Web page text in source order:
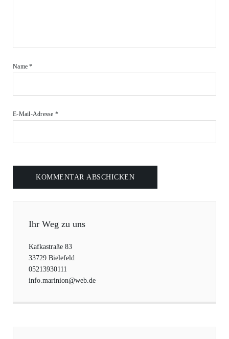
Name*
E-Mail-Adresse *
Ihr Weg zu uns
Kafkastraße 83
33729 Bielefeld
05213930111
info.marinion@web.de